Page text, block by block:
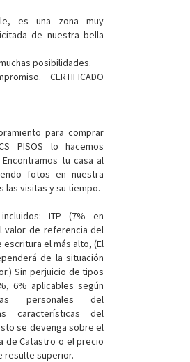
es una zona muy
de nuestra bella
posibilidades.
CERTIFICADO
para comprar
PISOS lo hacemos
tu casa al
fotos en nuestra
las visitas y su tiempo.
ITP (7% en
valor de referencia del
el más alto, (El
de la situación
Sin perjuicio de tipos
6% aplicables según
personales del
características del
se devenga sobre el
de Catastro o el precio
resulte superior.